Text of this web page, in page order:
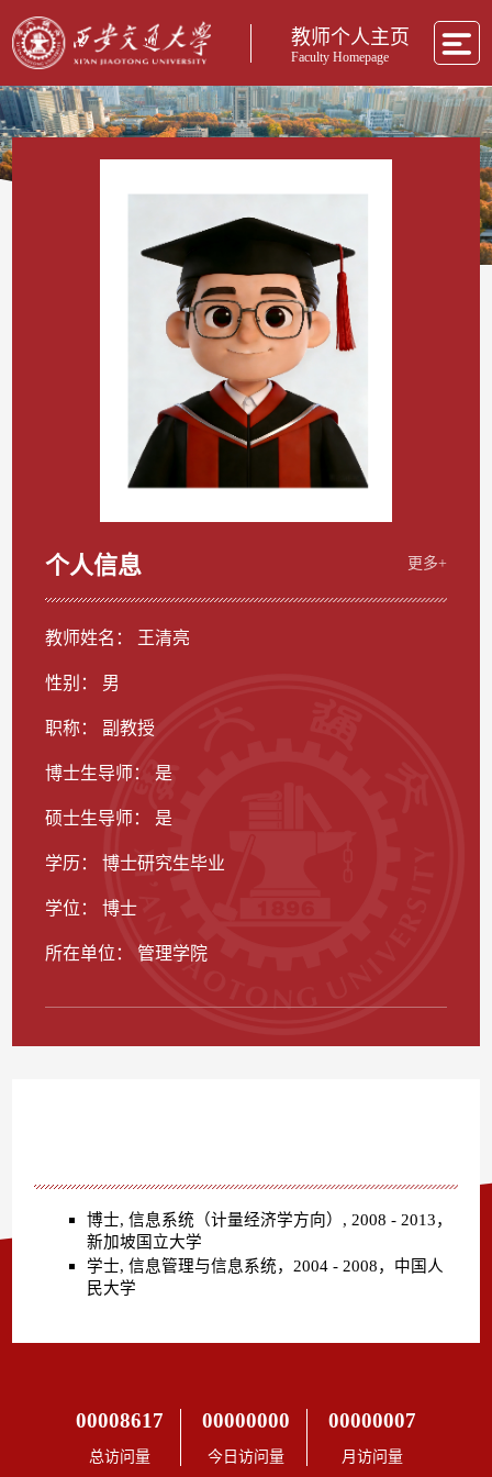
教师个人主页
Faculty Homepage
个人信息 更多+
教师姓名： 王清亮
性别： 男
职称： 副教授
博士生导师： 是
硕士生导师： 是
学历： 博士研究生毕业
学位： 博士
所在单位： 管理学院
00008617
总访问量
00000000
今日访问量
00000007
月访问量